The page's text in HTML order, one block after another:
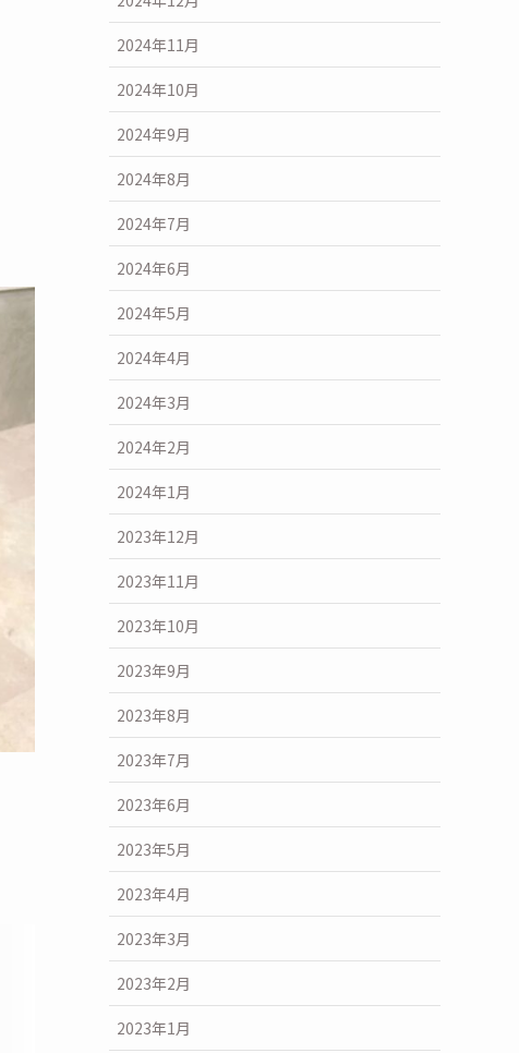
2024年11月
2024年10月
2024年9月
2024年8月
2024年7月
2024年6月
2024年5月
2024年4月
2024年3月
2024年2月
2024年1月
2023年12月
2023年11月
2023年10月
2023年9月
2023年8月
2023年7月
2023年6月
2023年5月
2023年4月
2023年3月
2023年2月
2023年1月